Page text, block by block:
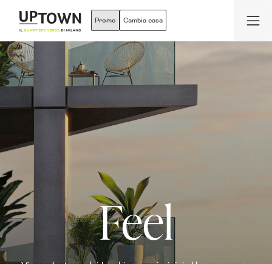
Promo Cambia casa
PREMIUM Visita il sito dedicato
Feel